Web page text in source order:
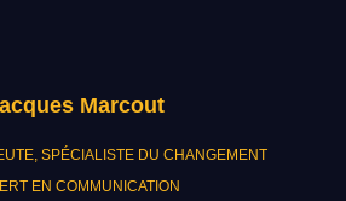
Marcout
SPÉCIALISTE DU CHANGEMENT
EN COMMUNICATION